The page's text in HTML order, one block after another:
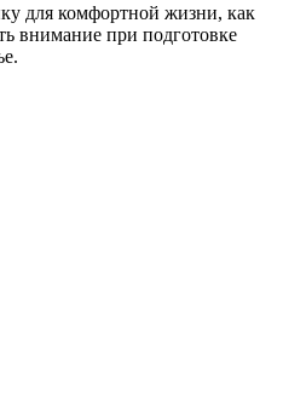
для комфортной жизни, как
внимание при подготовке